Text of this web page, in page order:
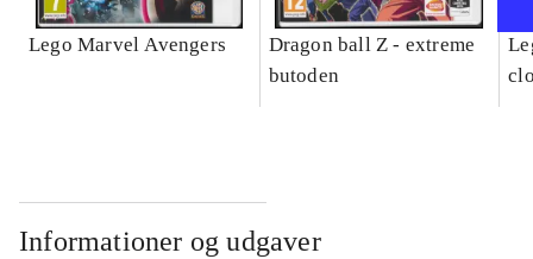
Lego Marvel Avengers
Dragon ball Z - extreme
butoden
Informationer og udgaver